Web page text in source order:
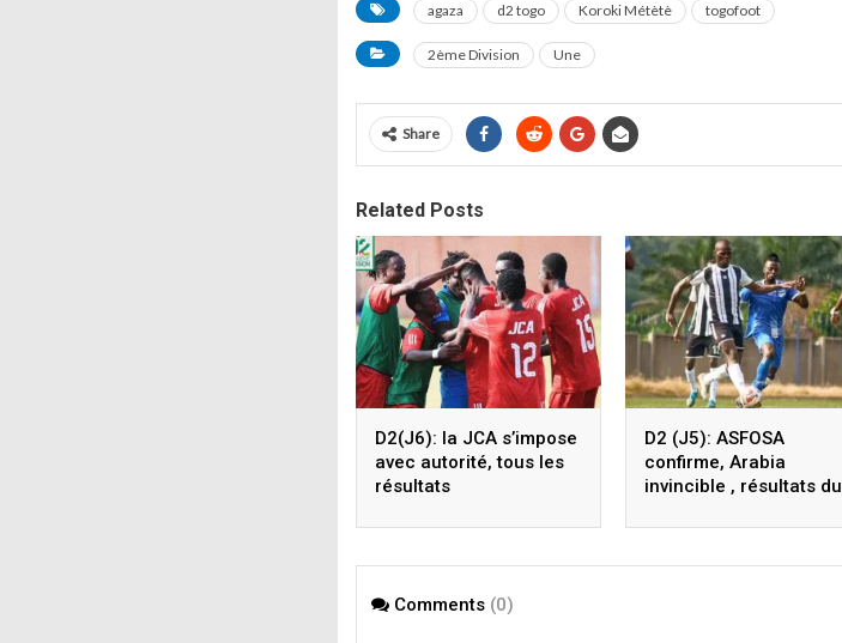
agaza d2 togo Koroki Métètè togofoot
2ème Division Une
Share
Related Posts
D2(J6): la JCA s’impose
avec autorité, tous les
résultats
D2 (J5): ASFOSA
confirme, Arabia
invincible , résultats du
Comments (0)